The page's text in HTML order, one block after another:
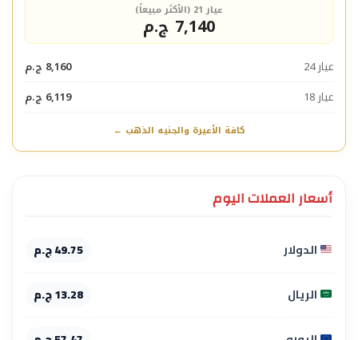
عيار 21 (الأكثر مبيعاً)
7,140 ج.م
عيار 24
8,160 ج.م
عيار 18
6,119 ج.م
كافة الأعيرة والجنيه الذهب ←
أسعار العملات اليوم
الدولار 49.75 ج.م
الريال 13.28 ج.م